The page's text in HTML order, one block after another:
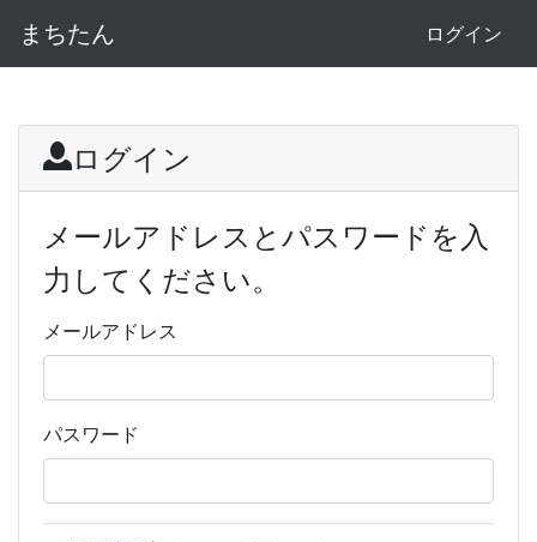
まちたん ログイン
ログイン
メールアドレスとパスワードを入
力してください。
メールアドレス
パスワード